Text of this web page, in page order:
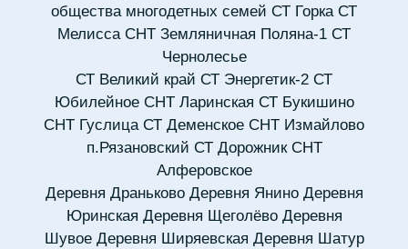
общества многодетных семей СТ Горка СТ
Мелисса СНТ Земляничная Поляна-1 СТ
Чернолесье
СТ Великий край СТ Энергетик-2 СТ
Юбилейное СНТ Ларинская СТ Букишино
СНТ Гуслица СТ Деменское СНТ Измайлово
п.Рязановский СТ Дорожник СНТ
Алферовское
Деревня Драньково Деревня Янино Деревня
Юринская Деревня Щеголёво Деревня
Шувое Деревня Ширяевская Деревня Шатур